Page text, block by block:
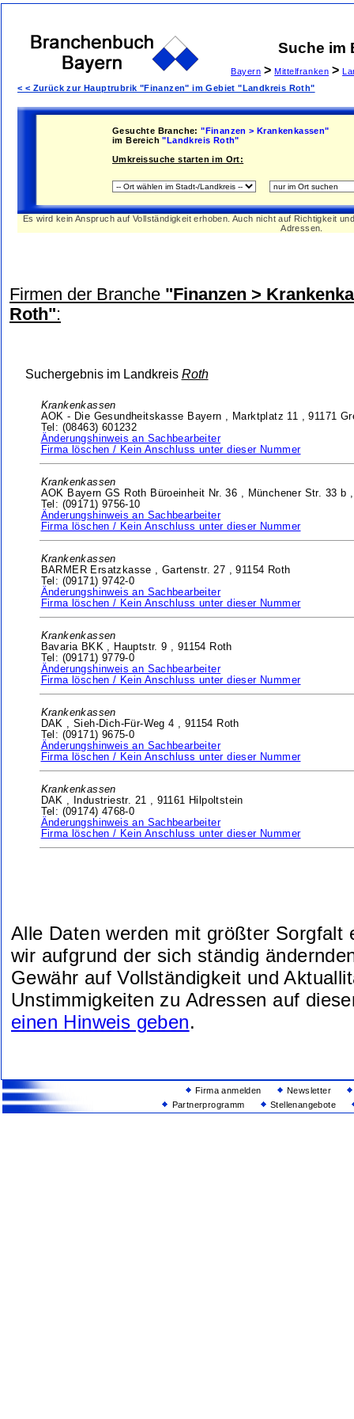
Suche im
Bayern > Mittelfranken >
< < Zurück zur Hauptrubrik "Finanzen" im Gebiet "Landkreis Roth"
Gesuchte Branche: "Finanzen > Krankenkassen"
im Bereich "Landkreis Roth"
Umkreissuche starten im Ort:
Es wird kein Anspruch auf Vollständigkeit erhoben. Auch nicht auf Richtigkeit
Adressen.
Firmen der Branche "Finanzen >
Roth":
Suchergebnis im Landkreis Roth
Krankenkassen
AOK - Die Gesundheitskasse Bayern , Marktplatz 11 ,91171
Tel: (08463) 601232
Änderungshinweis an Sachbearbeiter
Firma löschen / Kein Anschluss unter dieser Nummer
Krankenkassen
AOK Bayern GS Roth Büroeinheit Nr. 36 , Münchener Str. 33 b
Tel: (09171) 9756-10
Änderungshinweis an Sachbearbeiter
Firma löschen / Kein Anschluss unter dieser Nummer
Krankenkassen
BARMER Ersatzkasse , Gartenstr. 27 ,91154 Roth
Tel: (09171) 9742-0
Änderungshinweis an Sachbearbeiter
Firma löschen / Kein Anschluss unter dieser Nummer
Krankenkassen
Bavaria BKK , Hauptstr. 9 , 91154 Roth
Tel: (09171) 9779-0
Änderungshinweis an Sachbearbeiter
Firma löschen / Kein Anschluss unter dieser Nummer
Krankenkassen
DAK , Sieh-Dich-Für-Weg 4 , 91154 Roth
Tel: (09171) 9675-0
Änderungshinweis an Sachbearbeiter
Firma löschen / Kein Anschluss unter dieser Nummer
Krankenkassen
DAK ,
Industriestr. 21 , 91161 Hilpoltstein
Tel: (09174) 4768-0
Änderungshinweis an Sachbearbeiter
Firma löschen / Kein Anschluss unter dieser Nummer
Alle Daten werden mit größter Sorgfalt
wir aufgrund der sich ständig
Gewähr auf Vollständigkeit und
Unstimmigkeiten zu Adressen auf
einen Hinweis geben.
Firma anmelden
Newsletter
Partnerprogramm
Stellenangebote